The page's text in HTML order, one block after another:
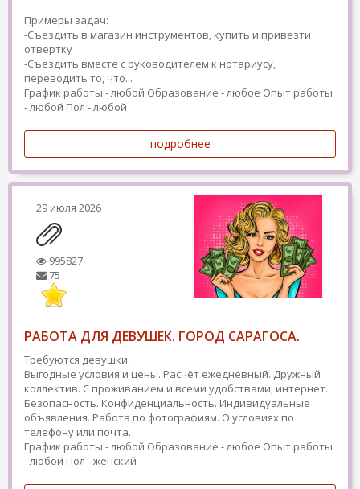
Примеры задач:
-Съездить в магазин инструментов, купить и привезти
отвертку
-Съездить вместе с руководителем к нотариусу,
переводить то, что...
График работы - любой Образование - любое Опыт работы
- любой Пол - любой
подробнее
29 июля 2026
995827
75
РАБОТА ДЛЯ ДЕВУШЕК. ГОРОД САРАГОСА.
Требуются девушки.
Выгодные условия и цены. Расчёт ежедневный. Дружный
коллектив. С проживанием и всеми удобствами, интернет.
Безопасность. Конфиденциальность. Индивидуальные
объявления. Работа по фотографиям. О условиях по
телефону или почта.
График работы - любой Образование - любое Опыт работы
- любой Пол - женский